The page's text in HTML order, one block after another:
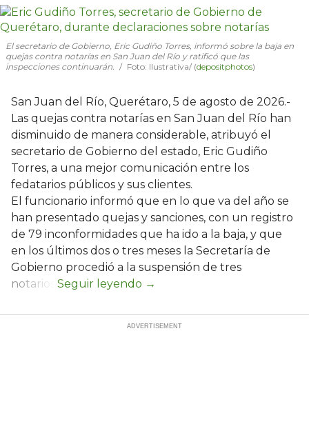
El secretario de Gobierno, Eric Gudiño Torres, informó sobre la baja en
quejas contra notarías en San Juan del Río y ratificó que las
inspecciones continuarán.
Foto: Ilustrativa/ (depositphotos)
San Juan del Río, Querétaro, 5 de agosto de 2026.-
Las quejas contra notarías en San Juan del Río han
disminuido de manera considerable, atribuyó el
secretario de Gobierno del estado, Eric Gudiño
Torres, a una mejor comunicación entre los
fedatarios públicos y sus clientes.
El funcionario informó que en lo que va del año se
han presentado quejas y sanciones, con un registro
de 79 inconformidades que ha ido a la baja, y que
en los últimos dos o tres meses la Secretaría de
Gobierno procedió a la suspensión de tres
notarios.